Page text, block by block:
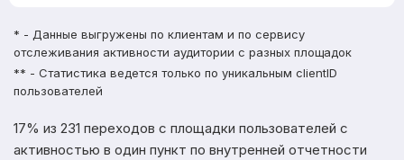
* - Данные выгружены по клиентам и по сервису
отслеживания активности аудитории с разных площадок
** - Статистика ведется только по уникальным clientID
пользователей
17% из 231 переходов с площадки пользователей с
активностью в один пункт по внутренней отчетности